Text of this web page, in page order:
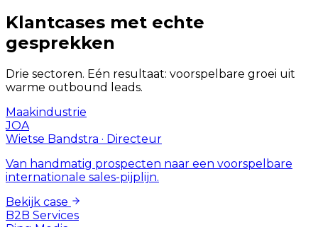
Klantcases met echte
gesprekken
Drie sectoren. Eén resultaat: voorspelbare groei uit
warme outbound leads.
Maakindustrie
JOA
Wietse Bandstra · Directeur
Van handmatig prospecten naar een voorspelbare
internationale sales-pijplijn.
Bekijk case
B2B Services